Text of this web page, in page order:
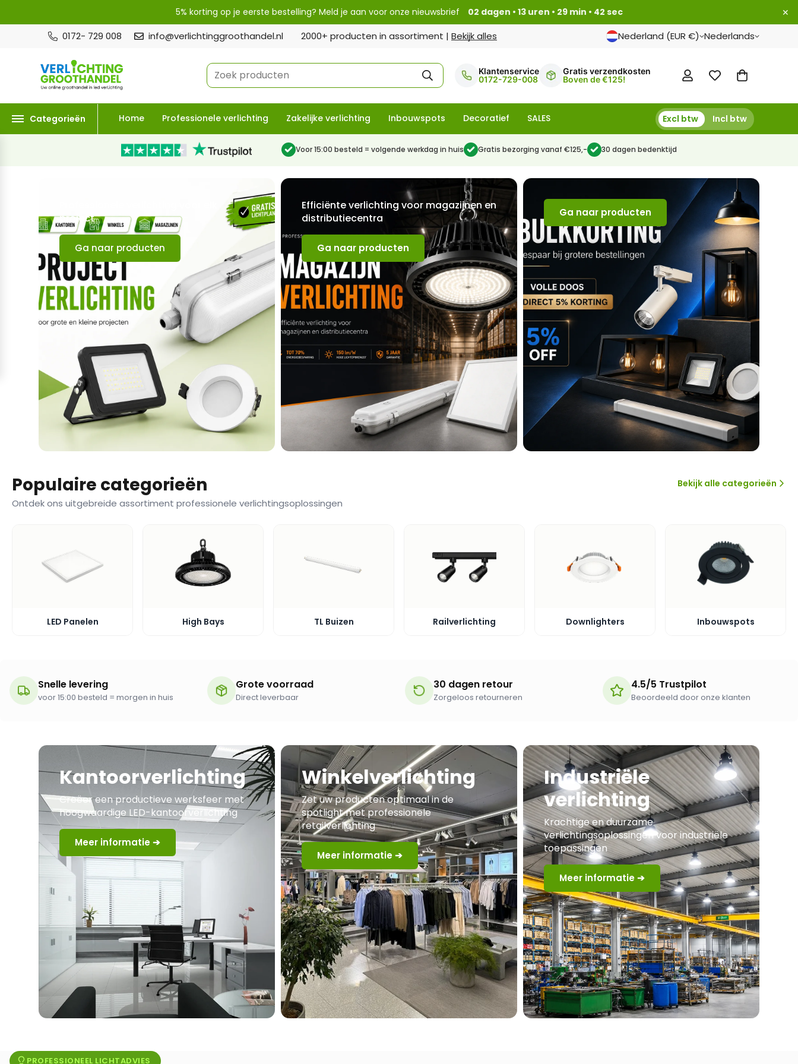
5% korting op je eerste bestelling? Meld je aan voor onze nieuwsbrief 02 dagen • 13 uren • 29 min • 42 sec ✕
0172- 729 008 info@verlichtinggroothandel.nl 2000+ producten in assortiment | Bekijk alles Nederland (EUR €) Nederlands
Zoek producten
Klantenservice
0172-729-008
Gratis verzendkosten
Boven de €125!
Categorieën Home Professionele verlichting Zakelijke verlichting Inbouwspots Decoratief SALES Excl btw Incl btw
Voor 15:00 besteld = volgende werkdag in huis Gratis bezorging vanaf €125,- 30 dagen bedenktijd
project
Ga naar producten
Efficiënte verlichting voor magazijnen en
distributiecentra
Ga naar producten
Ga naar producten
Populaire categorieën
Ontdek ons uitgebreide assortiment professionele verlichtingsoplossingen
Bekijk alle categorieën
LED Panelen High Bays TL Buizen Railverlichting Downlighters Inbouwspots
Snelle levering
voor 15:00 besteld = morgen in huis
Grote voorraad
Direct leverbaar
30 dagen retour
Zorgeloos retourneren
4.5/5 Trustpilot
Beoordeeld door onze klanten
Kantoorverlichting
Creëer een productieve werksfeer met
hoogwaardige LED-kantoorverlichting
Meer informatie ➔
Winkelverlichting
Zet uw producten optimaal in de
spotlight met professionele
retailverlichting
Meer informatie ➔
Industriële
verlichting
Krachtige en duurzame
verlichtingsoplossingen voor industriële
toepassingen
Meer informatie ➔
PROFESSIONEEL LICHTADVIES